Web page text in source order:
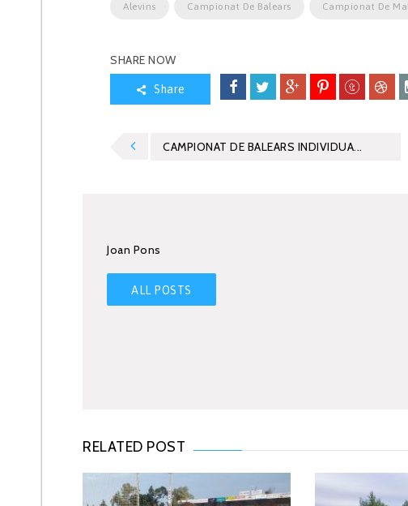
Alevins Campionat De Balears Campionat De
SHARE NOW
Share
CAMPIONAT DE BALEARS INDIVIDUA...
Joan Pons
ALL POSTS
RELATED POST